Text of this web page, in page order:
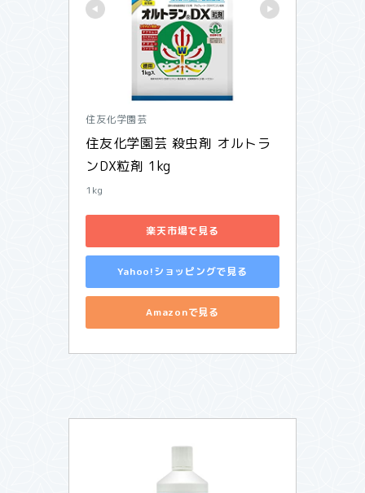
住友化学園芸
住友化学園芸 殺虫剤 オルトラ
ンDX粒剤 1kg
1kg
楽天市場で見る
Yahoo!ショッピングで見る
Amazonで見る